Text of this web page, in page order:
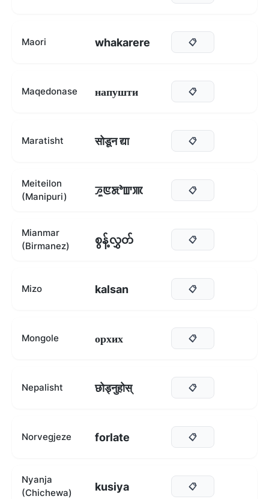
Maori whakarere 📋
Maqedonase напушти 📋
Maratisht सोडून द्या 📋
Meiteilon
(Manipuri)
ꯍꯨꯟꯗꯣꯛꯄ 📋
Mianmar
(Birmanez)
စွန့်လွှတ် 📋
Mizo kalsan 📋
Mongole орхих 📋
Nepalisht छोड्नुहोस् 📋
Norvegjeze forlate 📋
Nyanja
(Chichewa)
kusiya 📋